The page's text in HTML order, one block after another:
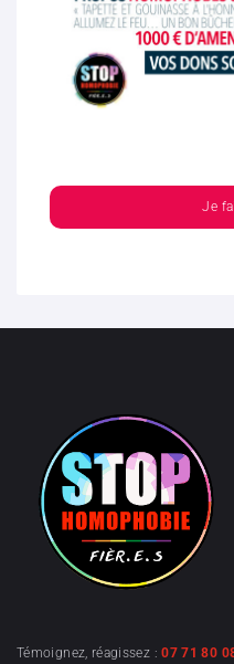
Je
Témoignez, réagissez :07 71 80